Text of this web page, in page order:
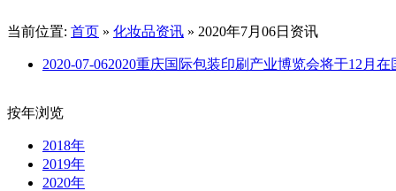
当前位置: 首页 » 化妆品资讯 » 2020年7月06日资讯
2020-07-062020重庆国际包装印刷产业博览会将于12月
按年浏览
2018年
2019年
2020年